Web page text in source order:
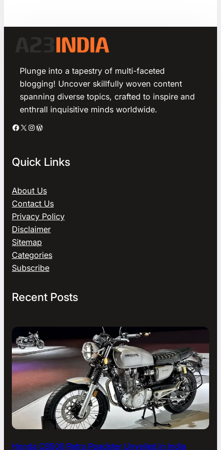
Plunge into a tapestry of multi-faceted
blogging! Uncover skillfully woven content
spanning diverse topics, crafted to inspire and
enthrall inquisitive minds worldwide.
Facebook X Instagram WordPress
Quick Links
About Us
Contact Us
Privacy Policy
Disclaimer
Sitemap
Categories
Subscribe
Recent Posts
Honda CB500 Retro Roadster Unveiled in India